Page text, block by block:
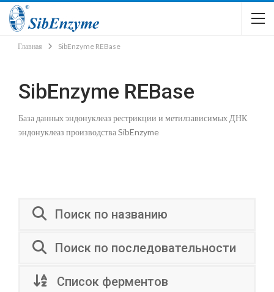
Главная SibEnzyme REBase
SibEnzyme REBase
База данных эндонуклеаз рестрикции и метилзависимых ДНК
эндонуклеаз производства SibEnzyme
Поиск по названию
Поиск по последовательности
Список ферментов